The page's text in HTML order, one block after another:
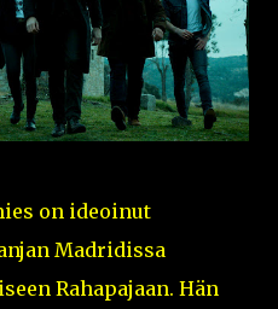
on ideoinut
Madridissa
Rahapajaan. Hän